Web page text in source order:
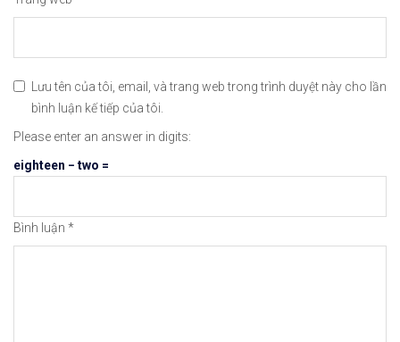
#icmarkets #exness #taichinh #dautu #chungkhoan
Lưu tên của tôi, email, và trang web trong trình duyệt này cho lần
bình luận kế tiếp của tôi.
Please enter an answer in digits:
eighteen − two =
Bình luận *